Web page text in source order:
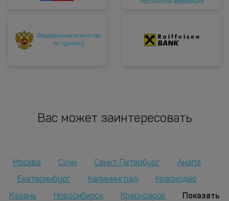
Российской федерации
Федеральное агентство
по туризму
Вас может заинтересовать
Москва Сочи Санкт-Петербург
Анапа
Екатеринбург
Калининград Краснодар
Казань Новосибирск Красноярск
Показать